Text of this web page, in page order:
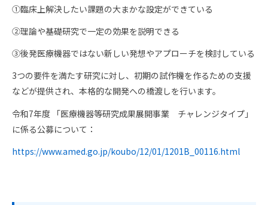
①臨床上解決したい課題の大まかな設定ができている
②理論や基礎研究で一定の効果を説明できる
③後発医療機器ではない新しい発想やアプローチを検討している
3つの要件を満たす研究に対し、初期の試作機を作るための支援
などが提供され、本格的な開発への橋渡しを行います。
令和7年度 「医療機器等研究成果展開事業 チャレンジタイプ」
に係る公募について：
https://www.amed.go.jp/koubo/12/01/1201B_00116.html